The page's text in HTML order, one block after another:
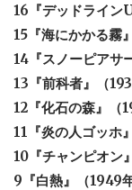
16『デッドライン
15『海にかかる霧
14『スノーピアサ
13『前科者』（
12『化石の森』（
11『炎の人ゴッホ
10『チャンピオン
9『白熱』（1949